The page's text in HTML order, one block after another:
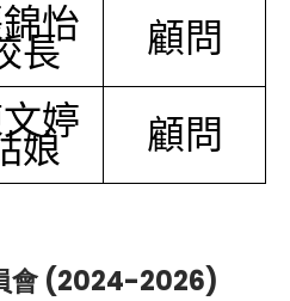
怡
長 顧問
婷
娘 顧問
會 (2024-2026)